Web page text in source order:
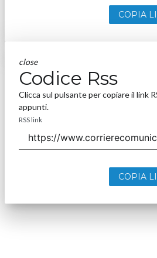
COPIA
close
Codice Rss
Clicca sul pulsante per copiare il link
appunti.
RSS link
COPIA